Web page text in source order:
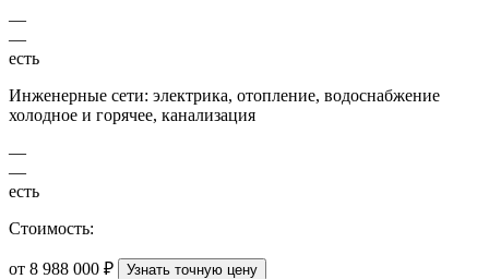
—
—
есть
Инженерные сети: электрика, отопление, водоснабжение
холодное и горячее, канализация
—
—
есть
Стоимость:
от 8 988 000 ₽ Узнать точную цену